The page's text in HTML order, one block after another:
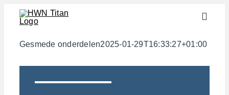
Skip
Toggle
Sectoren
Halffabricaten
Materialen
Gesmede onderdelen2025-01-29T16:33:27+01:00